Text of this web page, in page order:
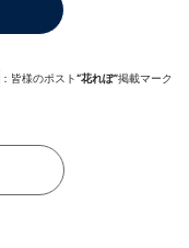
：皆様のポスト“花れぽ”掲載マーク